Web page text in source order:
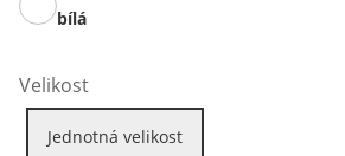
bílá
Velikost
Jednotná velikost